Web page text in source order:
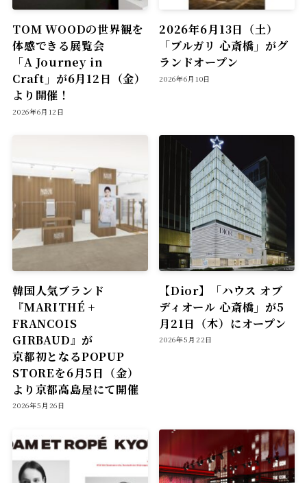
TOM WOODの世界観を
体感できる展覧会
「A Journey in
Craft」が6月12日（金）
より開催！
2026年6月12日
2026年6月13日（土）
「ブルガリ 心斎橋」がグ
ランドオープン
2026年6月10日
韓国人気ブランド
『MARITHÉ +
FRANCOIS
GIRBAUD』が
京都初となるPOPUP
STOREを6月5日（金）
より京都高島屋にて開催
2026年5月26日
【Dior】「ハウス オブ
ディオール 心斎橋」が5
月21日（木）にオープン
2026年5月22日